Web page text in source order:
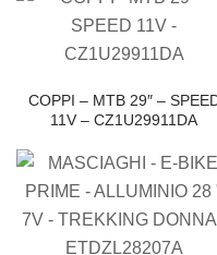
COPPI – MTB 29″ –
11V – CZ1U29911DA